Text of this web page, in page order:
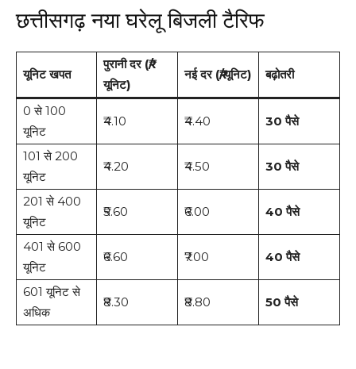
छत्तीसगढ़ नया घरेलू बिजली टैरिफ
यूनिट खपत
पुरानी दर (₹/
यूनिट)
नई दर (₹/यूनिट) बढ़ोतरी
0 से 100
यूनिट
₹4.10 ₹4.40 30 पैसे
101 से 200
यूनिट
₹4.20 ₹4.50 30 पैसे
201 से 400
यूनिट
₹5.60 ₹6.00 40 पैसे
401 से 600
यूनिट
₹6.60 ₹7.00 40 पैसे
601 यूनिट से
अधिक
₹8.30 ₹8.80 50 पैसे